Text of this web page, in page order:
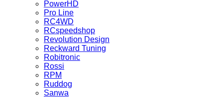
PowerHD
Pro Line
RC4WD
RCspeedshop
Revolution Design
Reckward Tuning
Robitronic
Rossi
RPM
Ruddog
Sanwa